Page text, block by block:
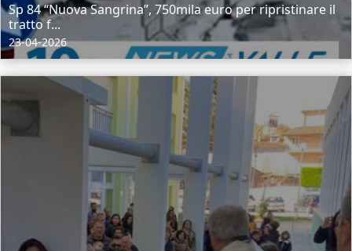
Sp 84 “Nuova Sangrina”, 750mila euro per ripristinare il
tratto f...
23-04-2026